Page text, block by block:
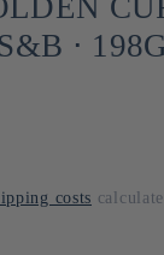
⋅
costs